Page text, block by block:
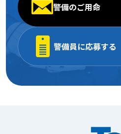
警備のご用命
警備員に応募する